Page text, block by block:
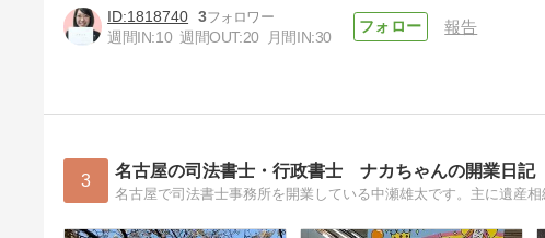
1818740 3
週間IN:10 週間OUT:20 月間IN:30
報告
3 名古屋の司法書士・行政書士 ナカちゃんの開業日記